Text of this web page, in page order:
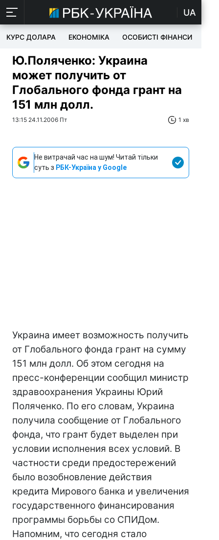
UA
КУРС ДОЛАРА ЕКОНОМІКА ОСОБИСТІ ФІНАНСИ
Ю.Поляченко: Украина
может получить от
Глобального фонда грант на
151 млн долл.
13:15 24.11.2006 Пт 1 хв
Не витрачай час на шум! Читай тільки
суть з РБК-Україна у Google
Украина имеет возможность получить
от Глобального фонда грант на сумму
151 млн долл. Об этом сегодня на
пресс-конференции сообщил министр
здравоохранения Украины Юрий
Поляченко. По его словам, Украина
получила сообщение от Глобального
фонда, что грант будет выделен при
условии исполнения всех условий. В
частности среди предостережений
было возобновление действия
кредита Мирового банка и увеличения
государственного финансирования
программы борьбы со СПИДом.
Напомним, что сегодня стало